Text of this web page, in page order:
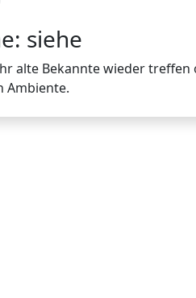
siehe
alte Bekannte wieder treffen
Ambiente.